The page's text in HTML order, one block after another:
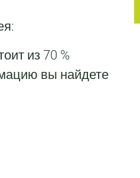
из 70 %
вы найдете